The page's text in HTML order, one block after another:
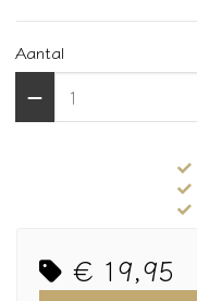
Aantal
€ 19,95